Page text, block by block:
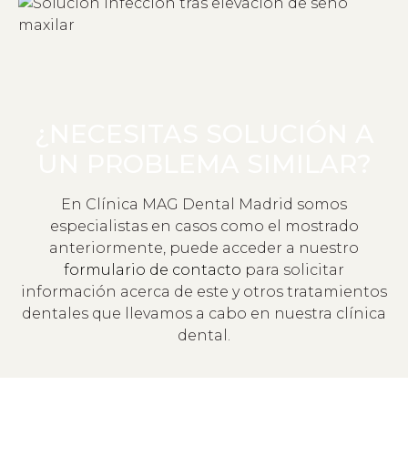
En Clínica MAG Dental Madrid somos
especialistas en casos como el mostrado
anteriormente, puede acceder a nuestro
formulario de contacto para solicitar
información acerca de este y otros tratamientos
dentales que llevamos a cabo en nuestra clínica
dental.